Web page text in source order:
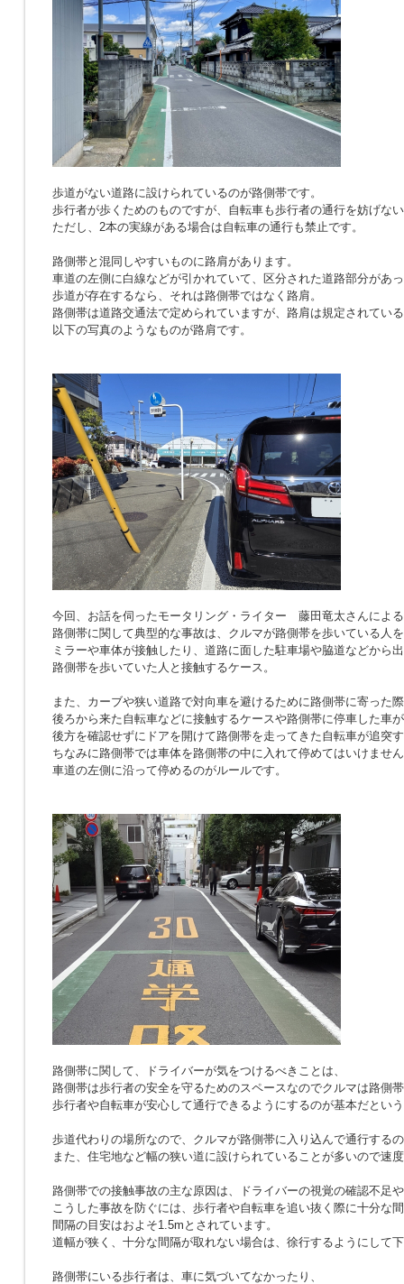
歩道がない道路に設けられているのが路側帯です。
歩行者が歩くためのものですが、自転車も歩行者の通行を妨げな
ただし、2本の実線がある場合は自転車の通行も禁止です。
路側帯と混同しやすいものに路肩があります。
車道の左側に白線などが引かれていて、区分された道路部分があ
歩道が存在するなら、それは路側帯ではなく路肩。
路側帯は道路交通法で定められていますが、路肩は規定されてい
以下の写真のようなものが路肩です。
今回、お話を伺ったモータリング・ライター 藤田竜太さんによ
路側帯に関して典型的な事故は、クルマが路側帯を歩いている人
ミラーや車体が接触したり、道路に面した駐車場や脇道などから
路側帯を歩いていた人と接触するケース。
また、カーブや狭い道路で対向車を避けるために路側帯に寄った
後ろから来た自転車などに接触するケースや路側帯に停車した車
後方を確認せずにドアを開けて路側帯を走ってきた自転車が追突
ちなみに路側帯では車体を路側帯の中に入れて停めてはいけませ
車道の左側に沿って停めるのがルールです。
路側帯に関して、ドライバーが気をつけるべきことは、
路側帯は歩行者の安全を守るためのスペースなのでクルマは路側
歩行者や自転車が安心して通行できるようにするのが基本だとい
歩道代わりの場所なので、クルマが路側帯に入り込んで通行する
また、住宅地など幅の狭い道に設けられていることが多いので速
路側帯での接触事故の主な原因は、ドライバーの視覚の確認不足
こうした事故を防ぐには、歩行者や自転車を追い抜く際に十分な
間隔の目安はおよそ1.5mとされています。
道幅が狭く、十分な間隔が取れない場合は、徐行するようにして
路側帯にいる歩行者は、車に気づいてなかったり、